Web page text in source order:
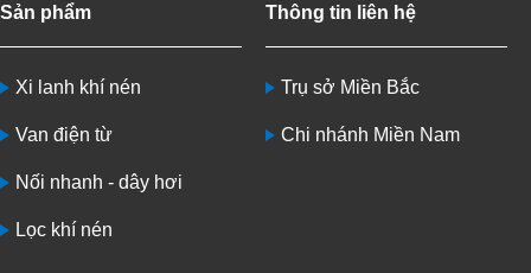
Sản phẩm
Xi lanh khí nén
Van điện từ
Nối nhanh - dây hơi
Lọc khí nén
Thông tin liên hệ
Trụ sở Miền Bắc
Chi nhánh Miền Nam